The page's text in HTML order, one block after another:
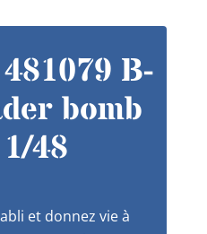
B-
bomb
48
et donnez vie à